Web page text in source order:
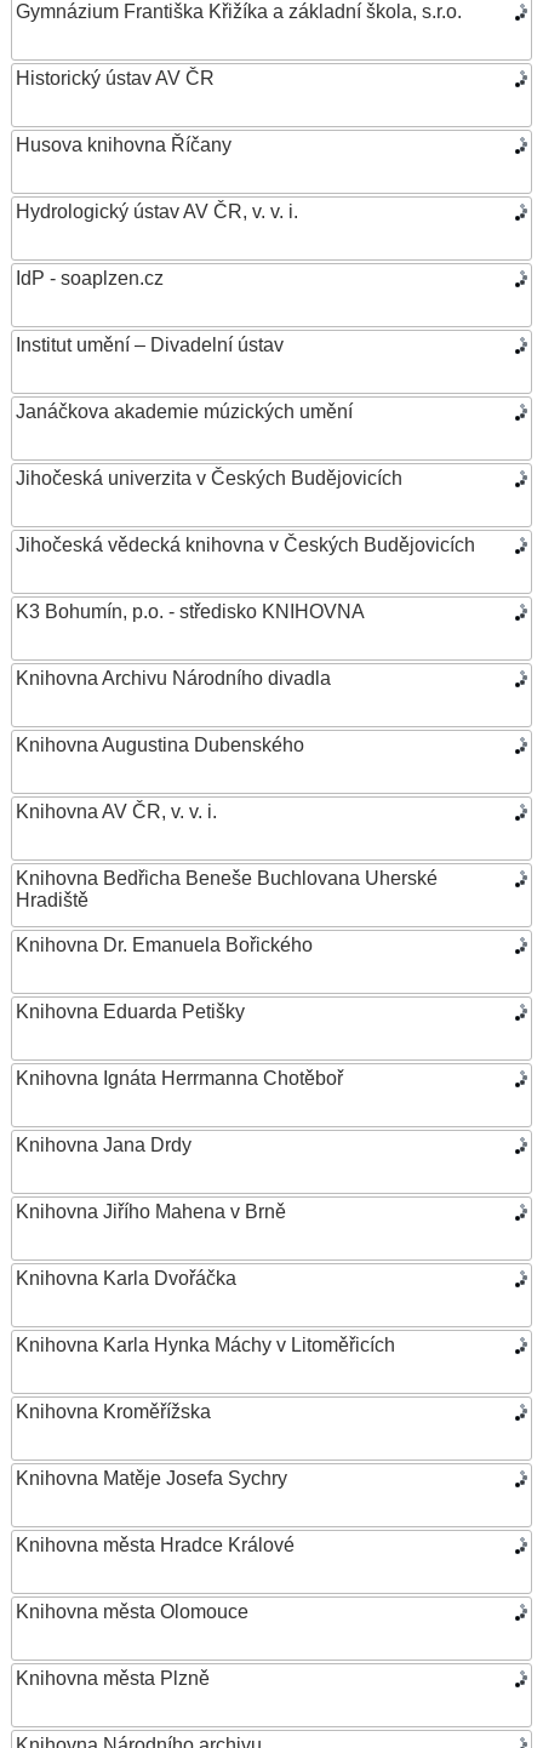
Gymnázium Františka Křižíka a základní škola, s.r.o.
Historický ústav AV ČR
Husova knihovna Říčany
Hydrologický ústav AV ČR, v. v. i.
IdP - soaplzen.cz
Institut umění – Divadelní ústav
Janáčkova akademie múzických umění
Jihočeská univerzita v Českých Budějovicích
Jihočeská vědecká knihovna v Českých Budějovicích
K3 Bohumín, p.o. - středisko KNIHOVNA
Knihovna Archivu Národního divadla
Knihovna Augustina Dubenského
Knihovna AV ČR, v. v. i.
Knihovna Bedřicha Beneše Buchlovana Uherské
Hradiště
Knihovna Dr. Emanuela Bořického
Knihovna Eduarda Petišky
Knihovna Ignáta Herrmanna Chotěboř
Knihovna Jana Drdy
Knihovna Jiřího Mahena v Brně
Knihovna Karla Dvořáčka
Knihovna Karla Hynka Máchy v Litoměřicích
Knihovna Kroměřížska
Knihovna Matěje Josefa Sychry
Knihovna města Hradce Králové
Knihovna města Olomouce
Knihovna města Plzně